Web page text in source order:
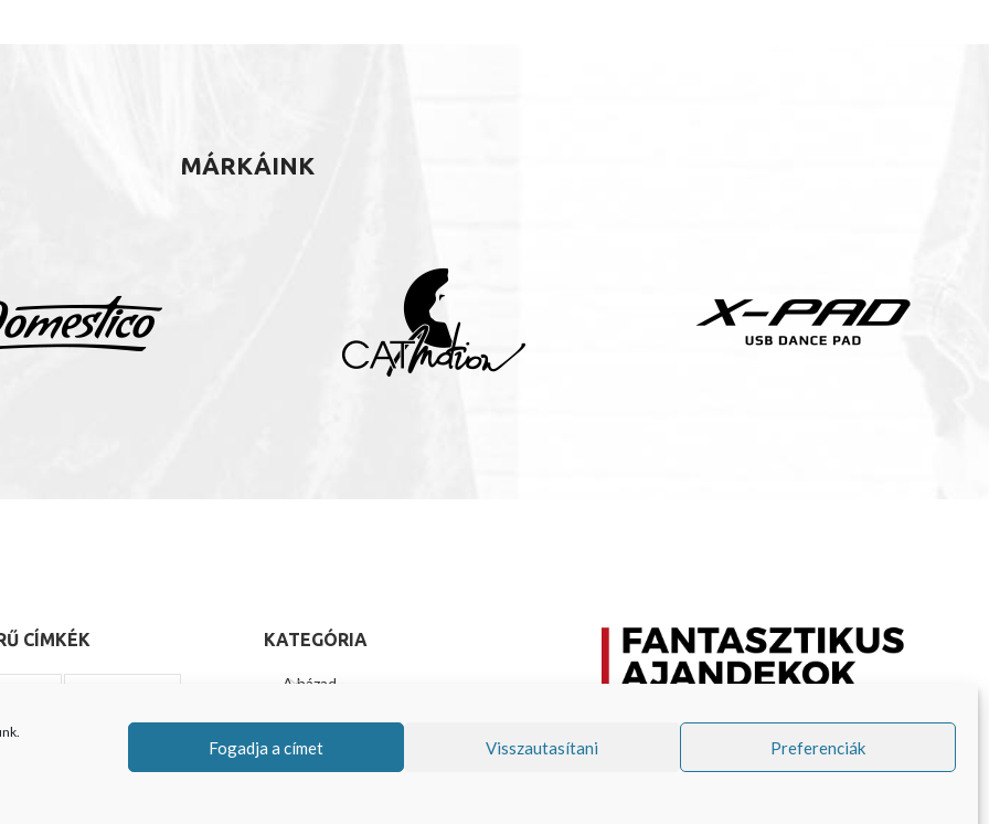
Fogadja a címet Visszautasítani Preferenciák
MÁRKÁINK
CÍMKÉK
Cuculo
KATEGÓRIA
A házad
Bébi termékek
Eredeti ajándékok
VISO TRADE s.r.o.
Pravdova 837